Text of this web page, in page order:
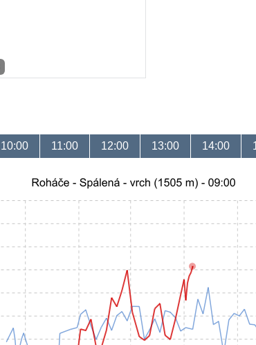
10:00 11:00 12:00 13:00 14:00